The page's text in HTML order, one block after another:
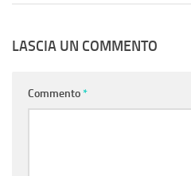
LASCIA UN COMMENTO
Commento*